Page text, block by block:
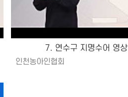
7. 연수구 지명수어 영상
인천농아인협회